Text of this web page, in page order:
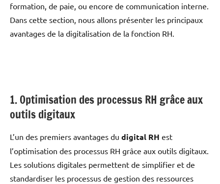
formation, de paie, ou encore de communication interne.
Dans cette section, nous allons présenter les principaux
avantages de la digitalisation de la fonction RH.
1. Optimisation des processus RH grâce aux
outils digitaux
L’un des premiers avantages du digital RH est
l’optimisation des processus RH grâce aux outils digitaux.
Les solutions digitales permettent de simplifier et de
standardiser les processus de gestion des ressources